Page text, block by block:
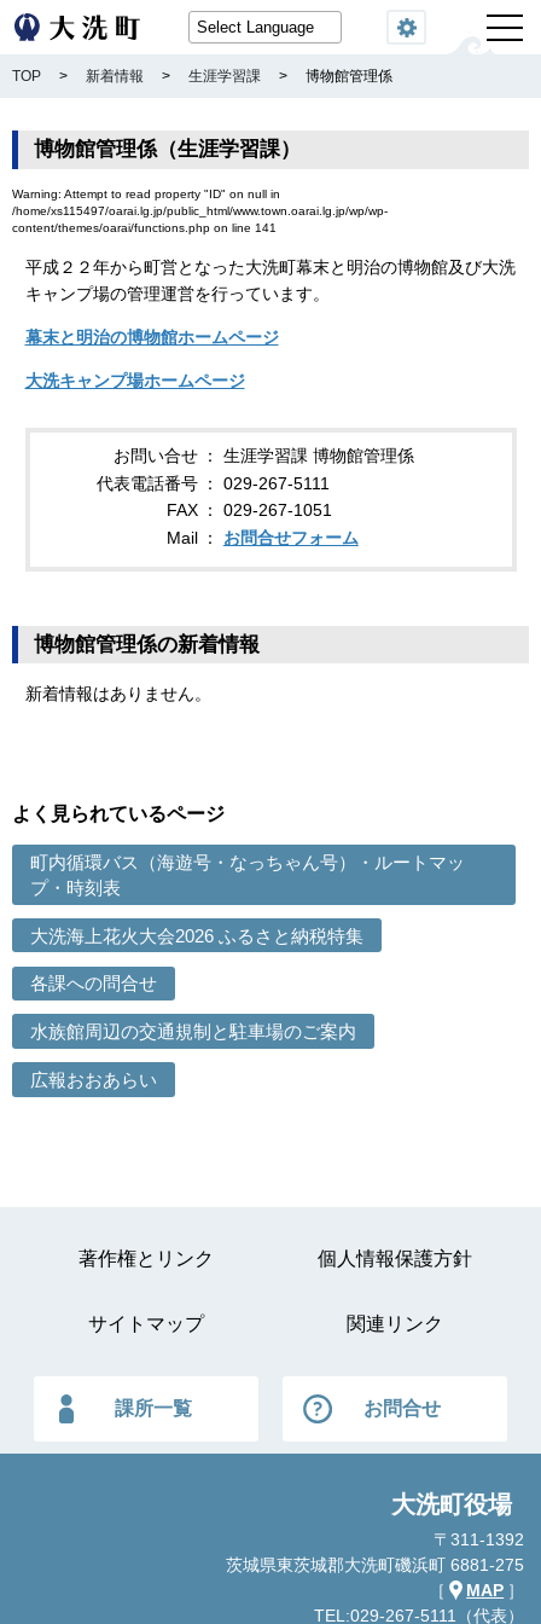
閲覧機能
TOP > 新着情報 > 生涯学習課 > 博物館管理係
博物館管理係（生涯学習課）
Warning: Attempt to read property "ID" on null in
/home/xs115497/oarai.lg.jp/public_html/www.town.oarai.lg.jp/wp/wp-
content/themes/oarai/functions.php on line 141
平成２２年から町営となった大洗町幕末と明治の博物館及び大洗
キャンプ場の管理運営を行っています。
幕末と明治の博物館ホームページ
大洗キャンプ場ホームページ
お問い合せ
生涯学習課 博物館管理係
代表電話番号
029-267-5111
FAX
029-267-1051
Mail
お問合せフォーム
博物館管理係の新着情報
新着情報はありません。
よく見られているページ
町内循環バス（海遊号・なっちゃん号）・ルートマッ
プ・時刻表
大洗海上花火大会2026 ふるさと納税特集
各課への問合せ
水族館周辺の交通規制と駐車場のご案内
広報おおあらい
著作権とリンク 個人情報保護方針
サイトマップ 関連リンク
課所一覧 お問合せ
大洗町役場
〒311-1392
茨城県東茨城郡大洗町磯浜町 6881-275
［
MAP ］
TEL:029-267-5111（代表）